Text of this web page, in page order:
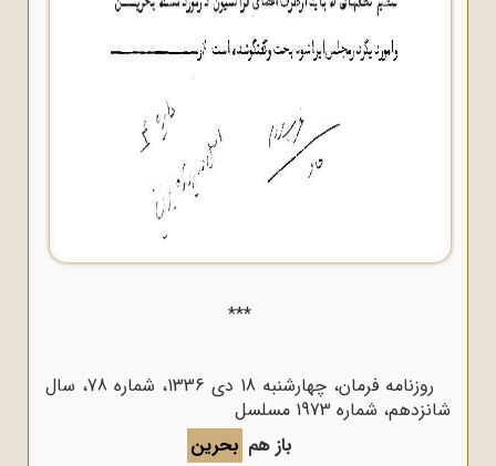
***
روزنامه فرمان، چهارشنبه 18 دی 1336، شماره 78، سال
شانزدهم، شماره 1973 مسلسل
باز هم بحرین